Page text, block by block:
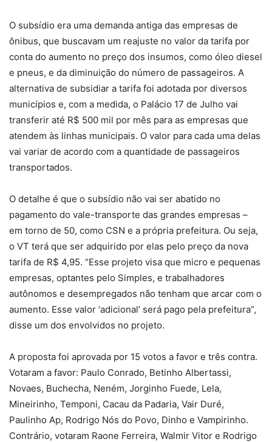
O subsídio era uma demanda antiga das empresas de
ônibus, que buscavam um reajuste no valor da tarifa por
conta do aumento no preço dos insumos, como óleo diesel
e pneus, e da diminuição do número de passageiros. A
alternativa de subsidiar a tarifa foi adotada por diversos
municípios e, com a medida, o Palácio 17 de Julho vai
transferir até R$ 500 mil por mês para as empresas que
atendem às linhas municipais. O valor para cada uma delas
vai variar de acordo com a quantidade de passageiros
transportados.
O detalhe é que o subsídio não vai ser abatido no
pagamento do vale-transporte das grandes empresas –
em torno de 50, como CSN e a própria prefeitura. Ou seja,
o VT terá que ser adquirido por elas pelo preço da nova
tarifa de R$ 4,95. “Esse projeto visa que micro e pequenas
empresas, optantes pelo Simples, e trabalhadores
autônomos e desempregados não tenham que arcar com o
aumento. Esse valor ‘adicional’ será pago pela prefeitura”,
disse um dos envolvidos no projeto.
A proposta foi aprovada por 15 votos a favor e três contra.
Votaram a favor: Paulo Conrado, Betinho Albertassi,
Novaes, Buchecha, Neném, Jorginho Fuede, Lela,
Mineirinho, Temponi, Cacau da Padaria, Vair Duré,
Paulinho Ap, Rodrigo Nós do Povo, Dinho e Vampirinho.
Contrário, votaram Raone Ferreira, Walmir Vitor e Rodrigo